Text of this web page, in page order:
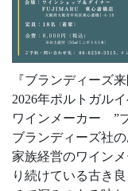
『ブランディーズ
2026年ポルトガル
ワインメーカー ”
ブランディーズ社
家族経営のワイン
り続けている古き